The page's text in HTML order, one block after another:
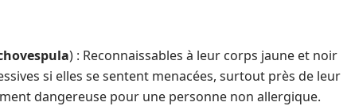
) : Reconnaissables à leur corps jaune et noir
si elles se sentent menacées, surtout près de leur
dangereuse pour une personne non allergique.